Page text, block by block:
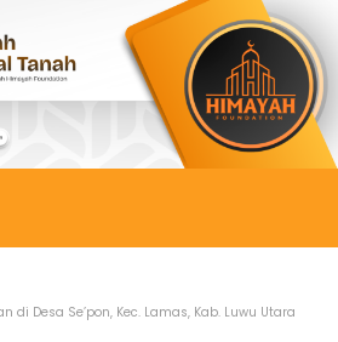
di Desa Se’pon, Kec. Lamas, Kab. Luwu Utara